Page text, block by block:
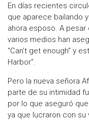
En días recientes
que aparece bailando
ahora esposo. A
varios medios han
“Can’t get enough” y
Harbor”.
Pero la nueva señora
parte de su intimidad
por lo que aseguró
ya que lucraron con su